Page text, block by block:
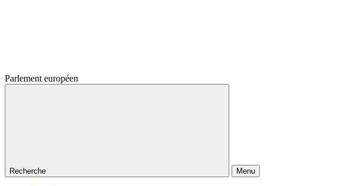
Parlement européen
Recherche Menu